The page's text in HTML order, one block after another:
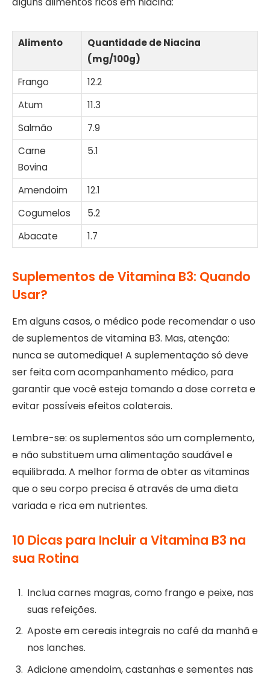
Alimento
Quantidade de Niacina
(mg/100g)
Frango
12.2
Atum
11.3
Salmão
7.9
Carne
Bovina
5.1
Amendoim
12.1
Cogumelos
5.2
Abacate
1.7
Suplementos de Vitamina B3: Quando
Usar?
Em alguns casos, o médico pode recomendar o uso
de suplementos de vitamina B3. Mas, atenção:
nunca se automedique! A suplementação só deve
ser feita com acompanhamento médico, para
garantir que você esteja tomando a dose correta e
evitar possíveis efeitos colaterais.
Lembre-se: os suplementos são um complemento,
e não substituem uma alimentação saudável e
equilibrada. A melhor forma de obter as vitaminas
que o seu corpo precisa é através de uma dieta
variada e rica em nutrientes.
10 Dicas para Incluir a Vitamina B3 na
sua Rotina
Inclua carnes magras, como frango e peixe, nas
suas refeições.
Aposte em cereais integrais no café da manhã e
nos lanches.
Adicione amendoim, castanhas e sementes nas